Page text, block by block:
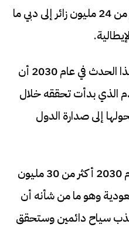
بسبب أزمة فيروس كورونا، أكثر من 24 مليون زائر إلى دبي ما
ومن شأن استضافة المملكة لهذا الحدث في عام 2030 أن
الذي بدأت تحققه خلال
إلى صدارة الدول
يمكن أن يجذب المعرض في عام 2030 أكثر من 30 مليون
وهو ما من شأنه أن
سياح دائمين وستحقق